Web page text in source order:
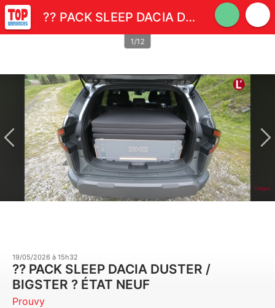
?? PACK SLEEP DACIA DUSTER / BIGSTER ? ÉTAT NEUF
1/12
19/05/2026 à 15h32
?? PACK SLEEP DACIA DUSTER /
BIGSTER ? ÉTAT NEUF
Prouvy